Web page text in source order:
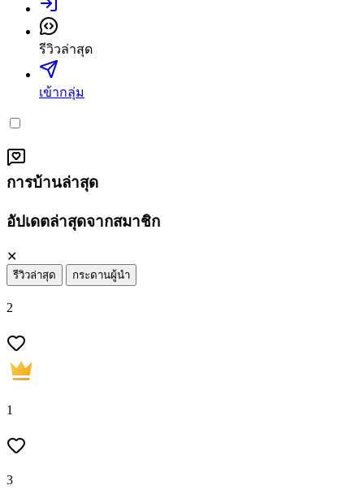
เข้าสู่ระบบ
รีวิวล่าสุด
เข้ากลุ่ม
การบ้านล่าสุด
อัปเดตล่าสุดจากสมาชิก
✕
รีวิวล่าสุด กระดานผู้นำ
2
1
3